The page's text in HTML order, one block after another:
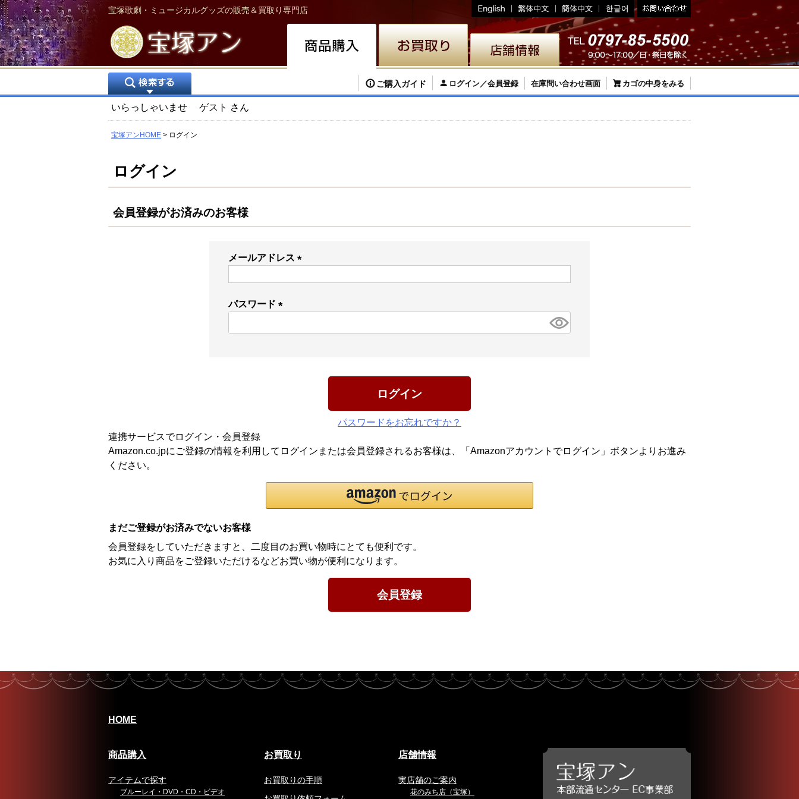
宝塚歌劇・ミュージカルグッズの販売＆買取り専門店
ご購入ガイド ログイン／会員登録 在庫問い合わせ画面 カゴの中身をみる
いらっしゃいませ ゲスト さん
宝塚アンHOME ログイン
ログイン
会員登録がお済みのお客様
メールアドレス
パスワード
須)
ログイン
パスワードをお忘れですか？
連携サービスでログイン・会員登録
Amazon.co.jpにご登録の情報を利用してログインまたは会員登録されるお客様は、「Amazonアカウントでログイン」ボタンよりお進み
ください。
まだご登録がお済みでないお客様
会員登録をしていただきますと、二度目のお買い物時にとても便利です。
お気に入り商品をご登録いただけるなどお買い物が便利になります。
会員登録
HOME
商品購入
アイテムで探す
ブルーレイ・DVD・CD・ビデオ
お買取り
お買取りの手順
店舗情報
実店舗のご案内
花のみち店（宝塚）